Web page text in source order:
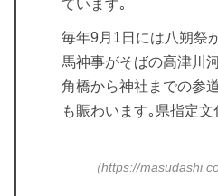
ています｡
毎年9月1日には八朔祭
馬神事がそばの高津川
角橋から神社までの参
も賑わいます｡県指定文
（https://